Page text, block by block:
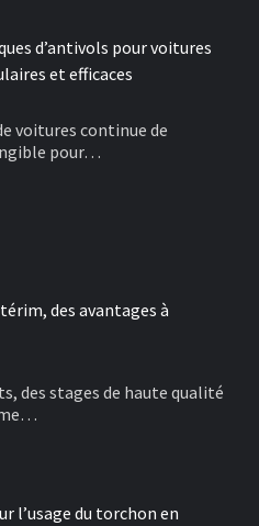
d’antivols pour voitures
et efficaces
voitures continue de
pour…
des avantages à
des stages de haute qualité
l’usage du torchon en